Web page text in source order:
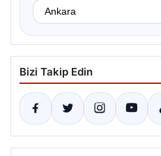
Bizi Takip Edin